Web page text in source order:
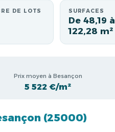
DE LOTS SURFACES
De 48,19 à
122,28 m²
Prix moyen à Besançon
5 522 €/m²
(25000)